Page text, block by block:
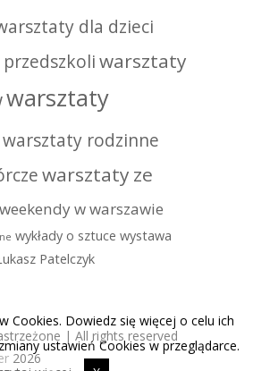
dla dzieci
warsztaty
warsztaty
warsztaty rodzinne
warsztaty ze
weekendy w warszawie
wykłady o sztuce wystawa
Patelczyk
| All rights reserved
2026
Cookies. Dowiedz się więcej o celu ich
ustawień Cookies w przeglądarce.